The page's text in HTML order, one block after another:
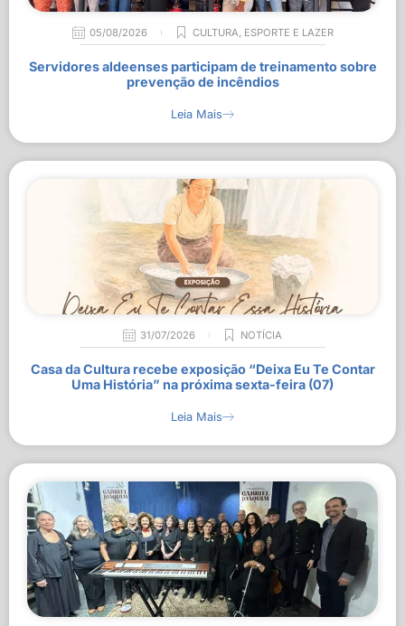
05/08/2026 CULTURA, ESPORTE E LAZER
Servidores aldeenses participam de treinamento sobre
prevenção de incêndios
Leia Mais
31/07/2026 NOTÍCIA
Casa da Cultura recebe exposição “Deixa Eu Te Contar
Uma História” na próxima sexta-feira (07)
Leia Mais